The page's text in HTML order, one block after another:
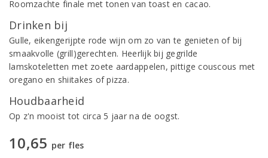
Roomzachte finale met tonen van toast en cacao.
Drinken bij
Gulle, eikengerijpte rode wijn om zo van te genieten of bij
smaakvolle (grill)gerechten. Heerlijk bij gegrilde
lamskoteletten met zoete aardappelen, pittige couscous met
oregano en shiitakes of pizza.
Houdbaarheid
Op z'n mooist tot circa 5 jaar na de oogst.
10,65 per fles